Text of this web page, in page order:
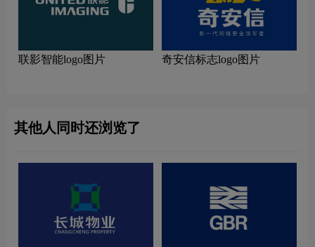
联影智能logo图片 奇安信标志logo图片
其他人同时还浏览了